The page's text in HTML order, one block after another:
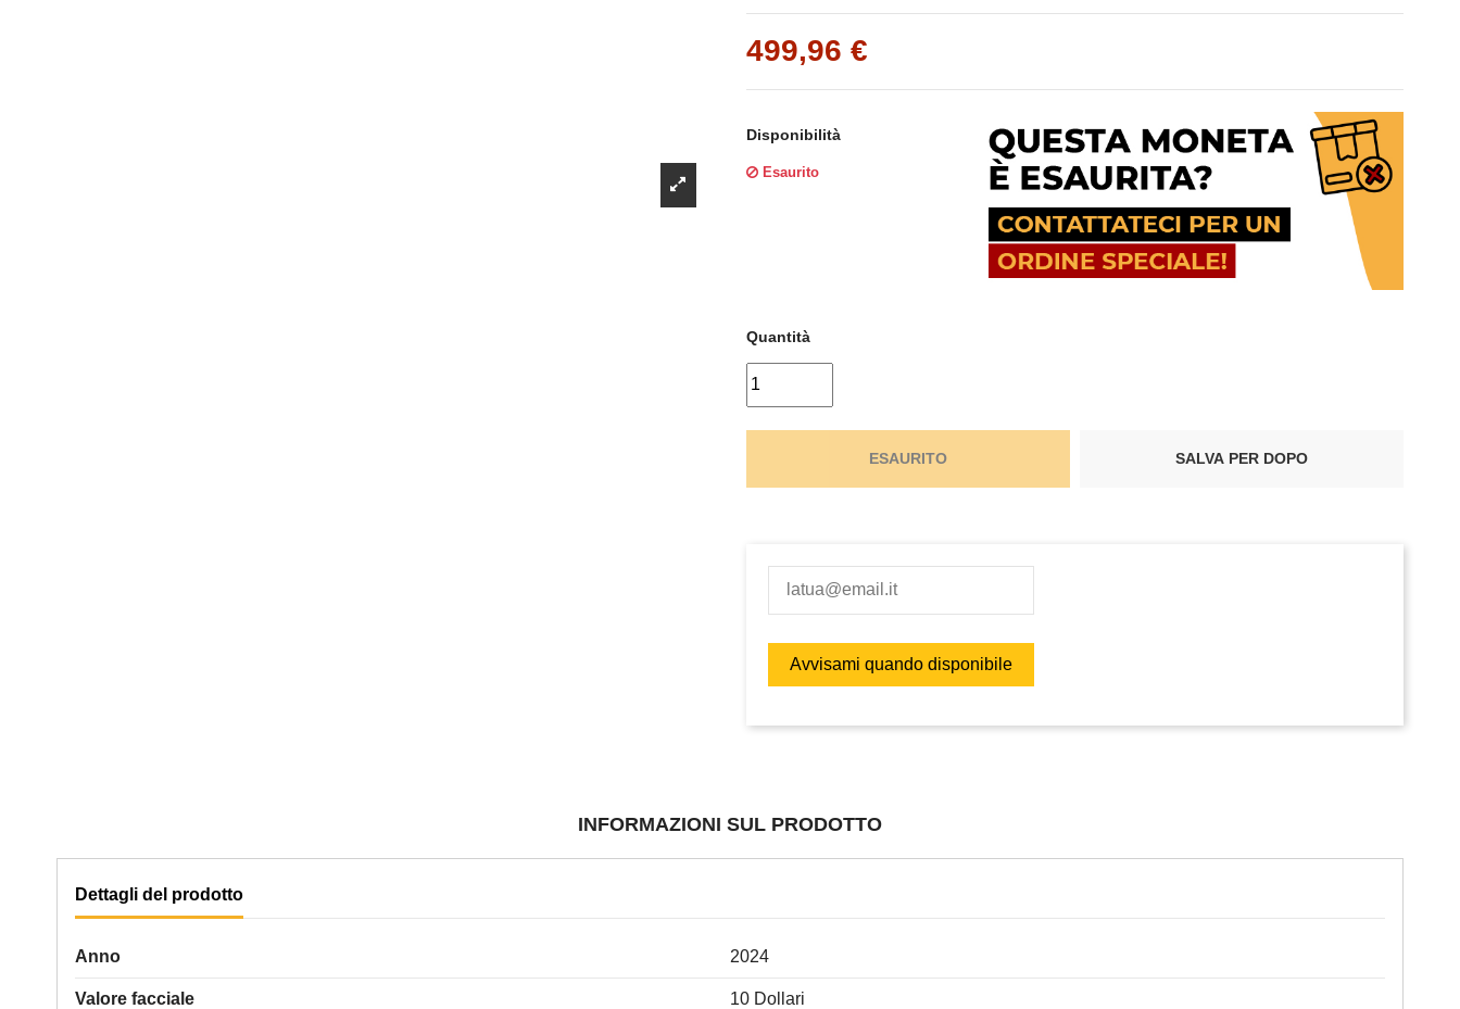
499,96 €
Disponibilità
Esaurito
Quantità
ESAURITO SALVA PER DOPO
INFORMAZIONI SUL PRODOTTO
Dettagli del prodotto
Anno 2024
Valore facciale 10 Dollari